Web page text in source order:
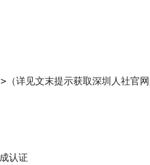
见文末提示获取深圳人社官
认证